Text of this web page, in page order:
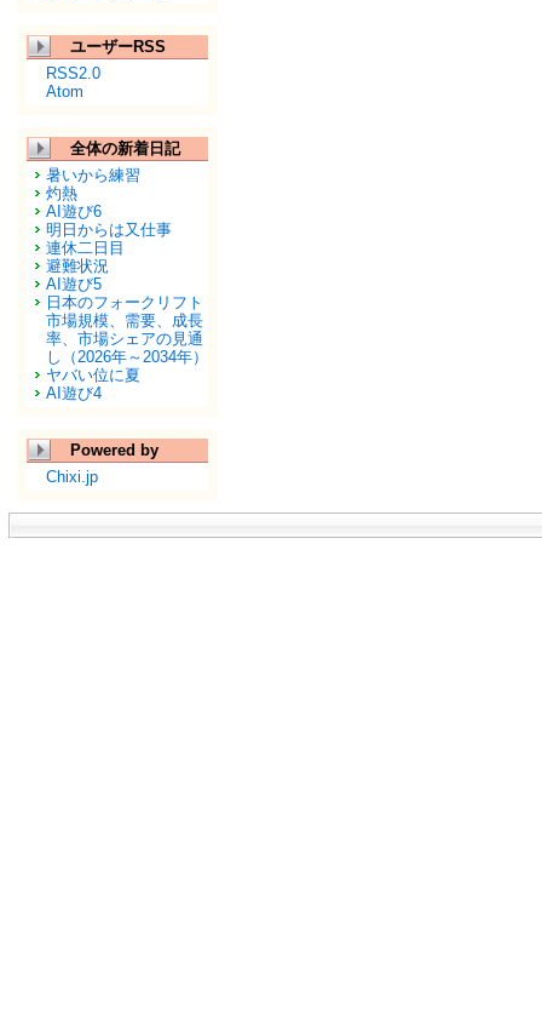
ユーザーRSS
RSS2.0
Atom
全体の新着日記
暑いから練習
灼熱
AI遊び6
明日からは又仕事
連休二日目
避難状況
AI遊び5
日本のフォークリフト
市場規模、需要、成長
率、市場シェアの見通
し（2026年～2034年）
ヤバい位に夏
AI遊び4
Powered by
Chixi.jp